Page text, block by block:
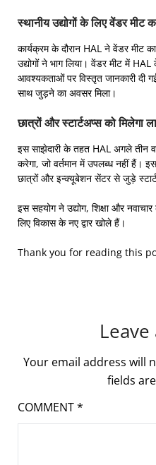
स्थानीय उद्योगों के लिए वेंडर मीट
कार्यक्रम के दौरान HAL ने वेंडर मीट
उद्योगों ने भाग लिया। वेंडर मीट में
आवश्यकताओं पर विस्तृत जानकारी दी
साथ जुड़ने का अवसर मिला।
छात्रों और स्टार्टअप्स को मिलेगा
इस साझेदारी के तहत HAL अगले तीन
करेगा, जो वर्तमान में उपलब्ध नहीं हैं।
छात्रों और इन्क्यूबेशन सेंटर से जुड़े
इस सहयोग ने उद्योग, शिक्षा और
लिए विकास के नए द्वार खोले हैं।
Thank you for reading this
Leave
Your email address will
fields
COMMENT*